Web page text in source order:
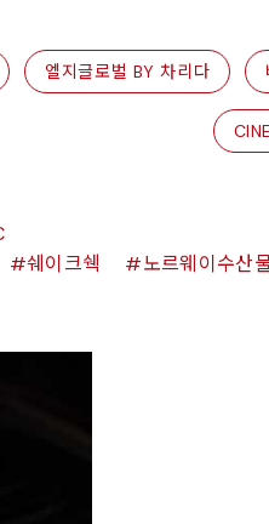
엘지글로벌 BY 차리다
쉐이크쉑 노르웨이수산